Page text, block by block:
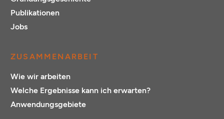
Publikationen
Jobs
ZUSAMMENARBEIT
Wie wir arbeiten
Welche Ergebnisse kann ich erwarten?
Anwendungsgebiete